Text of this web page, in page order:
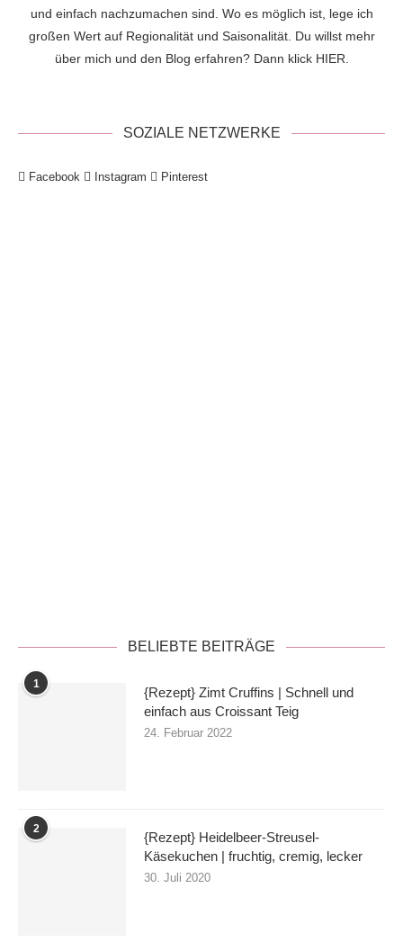
und einfach nachzumachen sind. Wo es möglich ist, lege ich
großen Wert auf Regionalität und Saisonalität. Du willst mehr
über mich und den Blog erfahren? Dann klick HIER.
SOZIALE NETZWERKE
Facebook Instagram Pinterest
BELIEBTE BEITRÄGE
1
{Rezept} Zimt Cruffins | Schnell und
einfach aus Croissant Teig
24. Februar 2022
2
{Rezept} Heidelbeer-Streusel-
Käsekuchen | fruchtig, cremig, lecker
30. Juli 2020